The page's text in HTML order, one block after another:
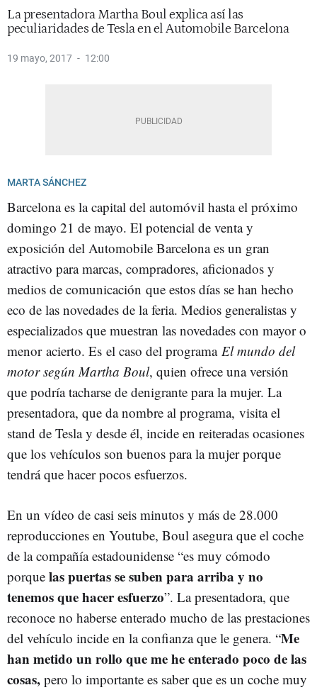
La presentadora Martha Boul explica así las
peculiaridades de Tesla en el Automobile Barcelona
19 mayo, 2017 12:00
MARTA SÁNCHEZ
Barcelona es la capital del automóvil hasta el próximo
domingo 21 de mayo. El potencial de venta y
exposición del Automobile Barcelona es un gran
atractivo para marcas, compradores, aficionados y
medios de comunicación que estos días se han hecho
eco de las novedades de la feria. Medios generalistas y
especializados que muestran las novedades con mayor o
menor acierto. Es el caso del programa El mundo del
motor según Martha Boul, quien ofrece una versión
que podría tacharse de denigrante para la mujer. La
presentadora, que da nombre al programa, visita el
stand de Tesla y desde él, incide en reiteradas ocasiones
que los vehículos son buenos para la mujer porque
tendrá que hacer pocos esfuerzos.
En un vídeo de casi seis minutos y más de 28.000
reproducciones en Youtube, Boul asegura que el coche
de la compañía estadounidense “es muy cómodo
porque las puertas se suben para arriba y no
tenemos que hacer esfuerzo”. La presentadora, que
reconoce no haberse enterado mucho de las prestaciones
del vehículo incide en la confianza que le genera. “Me
han metido un rollo que me he enterado poco de las
cosas, pero lo importante es saber que es un coche muy